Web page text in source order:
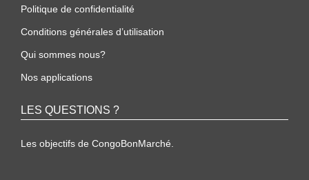
Politique de confidentialité
Conditions générales d’utilisation
Qui sommes nous?
Nos applications
LES QUESTIONS ?
Les objectifs de CongoBonMarché.